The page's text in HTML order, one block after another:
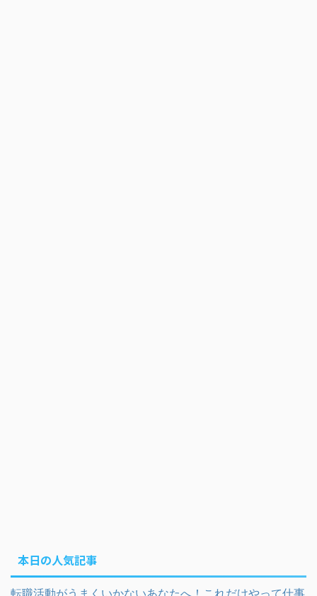
本日の人気記事
転職活動がうまくいかないあなたへ！これだけやって仕事